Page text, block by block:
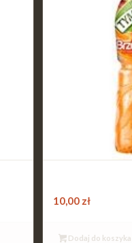
10,00 zł
Dodaj do koszyka